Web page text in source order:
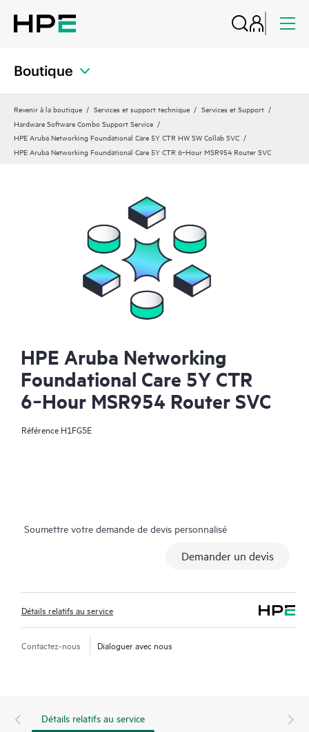
Boutique
Revenir à la boutique Services et support technique
Services et Support
Hardware Software Combo Support Service
HPE Aruba Networking Foundational Care 5Y CTR HW SW Collab SVC
HPE Aruba Networking Foundational Care 5Y CTR 6‑Hour MSR954 Router SVC
HPE Aruba Networking
Foundational Care 5Y CTR
6‑Hour MSR954 Router SVC
Référence H1FG5E
Soumettre votre demande de devis personnalisé
Demander un devis
Détails relatifs au service
Contactez-nous Dialoguer avec nous
Détails relatifs au service